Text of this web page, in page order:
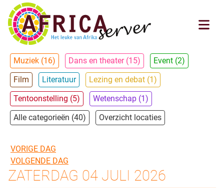
Muziek (16) Dans en theater (15)
Event (2)
Film
Literatuur
Lezing en debat (1)
Tentoonstelling (5)
Wetenschap (1)
Alle categorieën (40)
Overzicht locaties
VORIGE DAG
VOLGENDE DAG
ZATERDAG 04 JULI 2026